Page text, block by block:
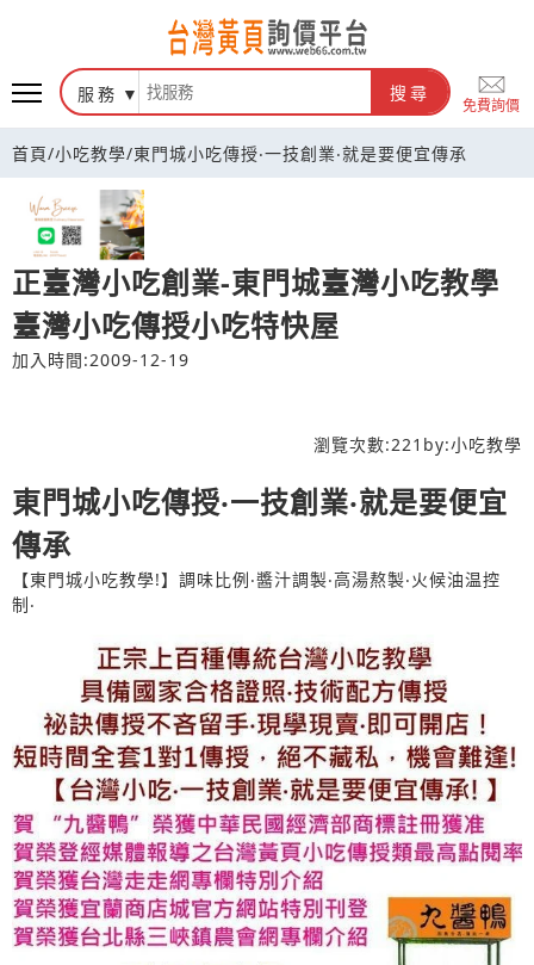
台灣黃頁詢價平台
服務 搜尋
免費詢價
首頁/小吃教學/東門城小吃傳授‧一技創業‧就是要便宜傳承
正臺灣小吃創業-東門城臺灣小吃教學
臺灣小吃傳授小吃特快屋
加入時間:2009-12-19
瀏覽次數:221 by:小吃教學
東門城小吃傳授‧一技創業‧就是要便宜
傳承
【東門城小吃教學!】調味比例‧醬汁調製‧高湯熬製‧火候油温控
制‧